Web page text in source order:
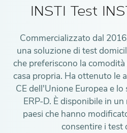
INSTI Test
Commercializzato dal
una soluzione di test
che preferiscono la
casa propria. Ha ottenuto le
CE dell'Unione Europea e
ERP-D. È disponibile in
paesi che hanno
consentire i test